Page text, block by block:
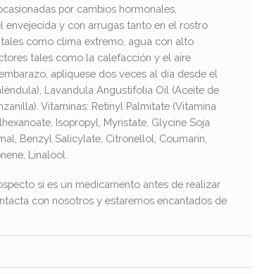
por cambios hormonales,
envejecida y con arrugas tanto en el rostro
como clima extremo, agua con alto
tales como la calefacción y el aire
aplíquese dos veces al día desde el
Lavandula Angustifolia Oil (Aceite de
Vitaminas: Retinyl Palmitate (Vitamina
Isopropyl, Myristate, Glycine Soja
Benzyl Salicylate, Citronellol, Coumarin,
Linalool.
si es un medicamento antes de realizar
con nosotros y estaremos encantados de